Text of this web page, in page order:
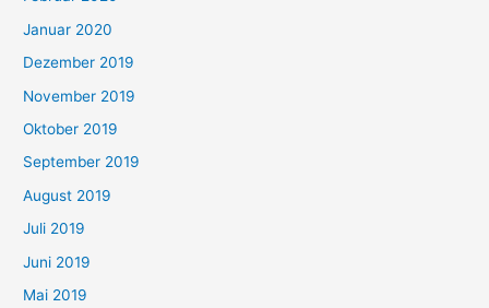
Januar 2020
Dezember 2019
November 2019
Oktober 2019
September 2019
August 2019
Juli 2019
Juni 2019
Mai 2019